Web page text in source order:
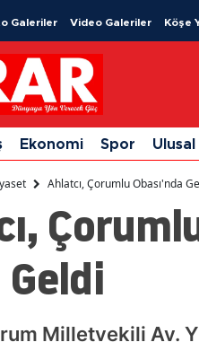
Galeriler Video Galeriler Köşe
Ekonomi Spor Ulusal
Ahlatcı, Çorumlu Obası'nda
Milletvekili Av.